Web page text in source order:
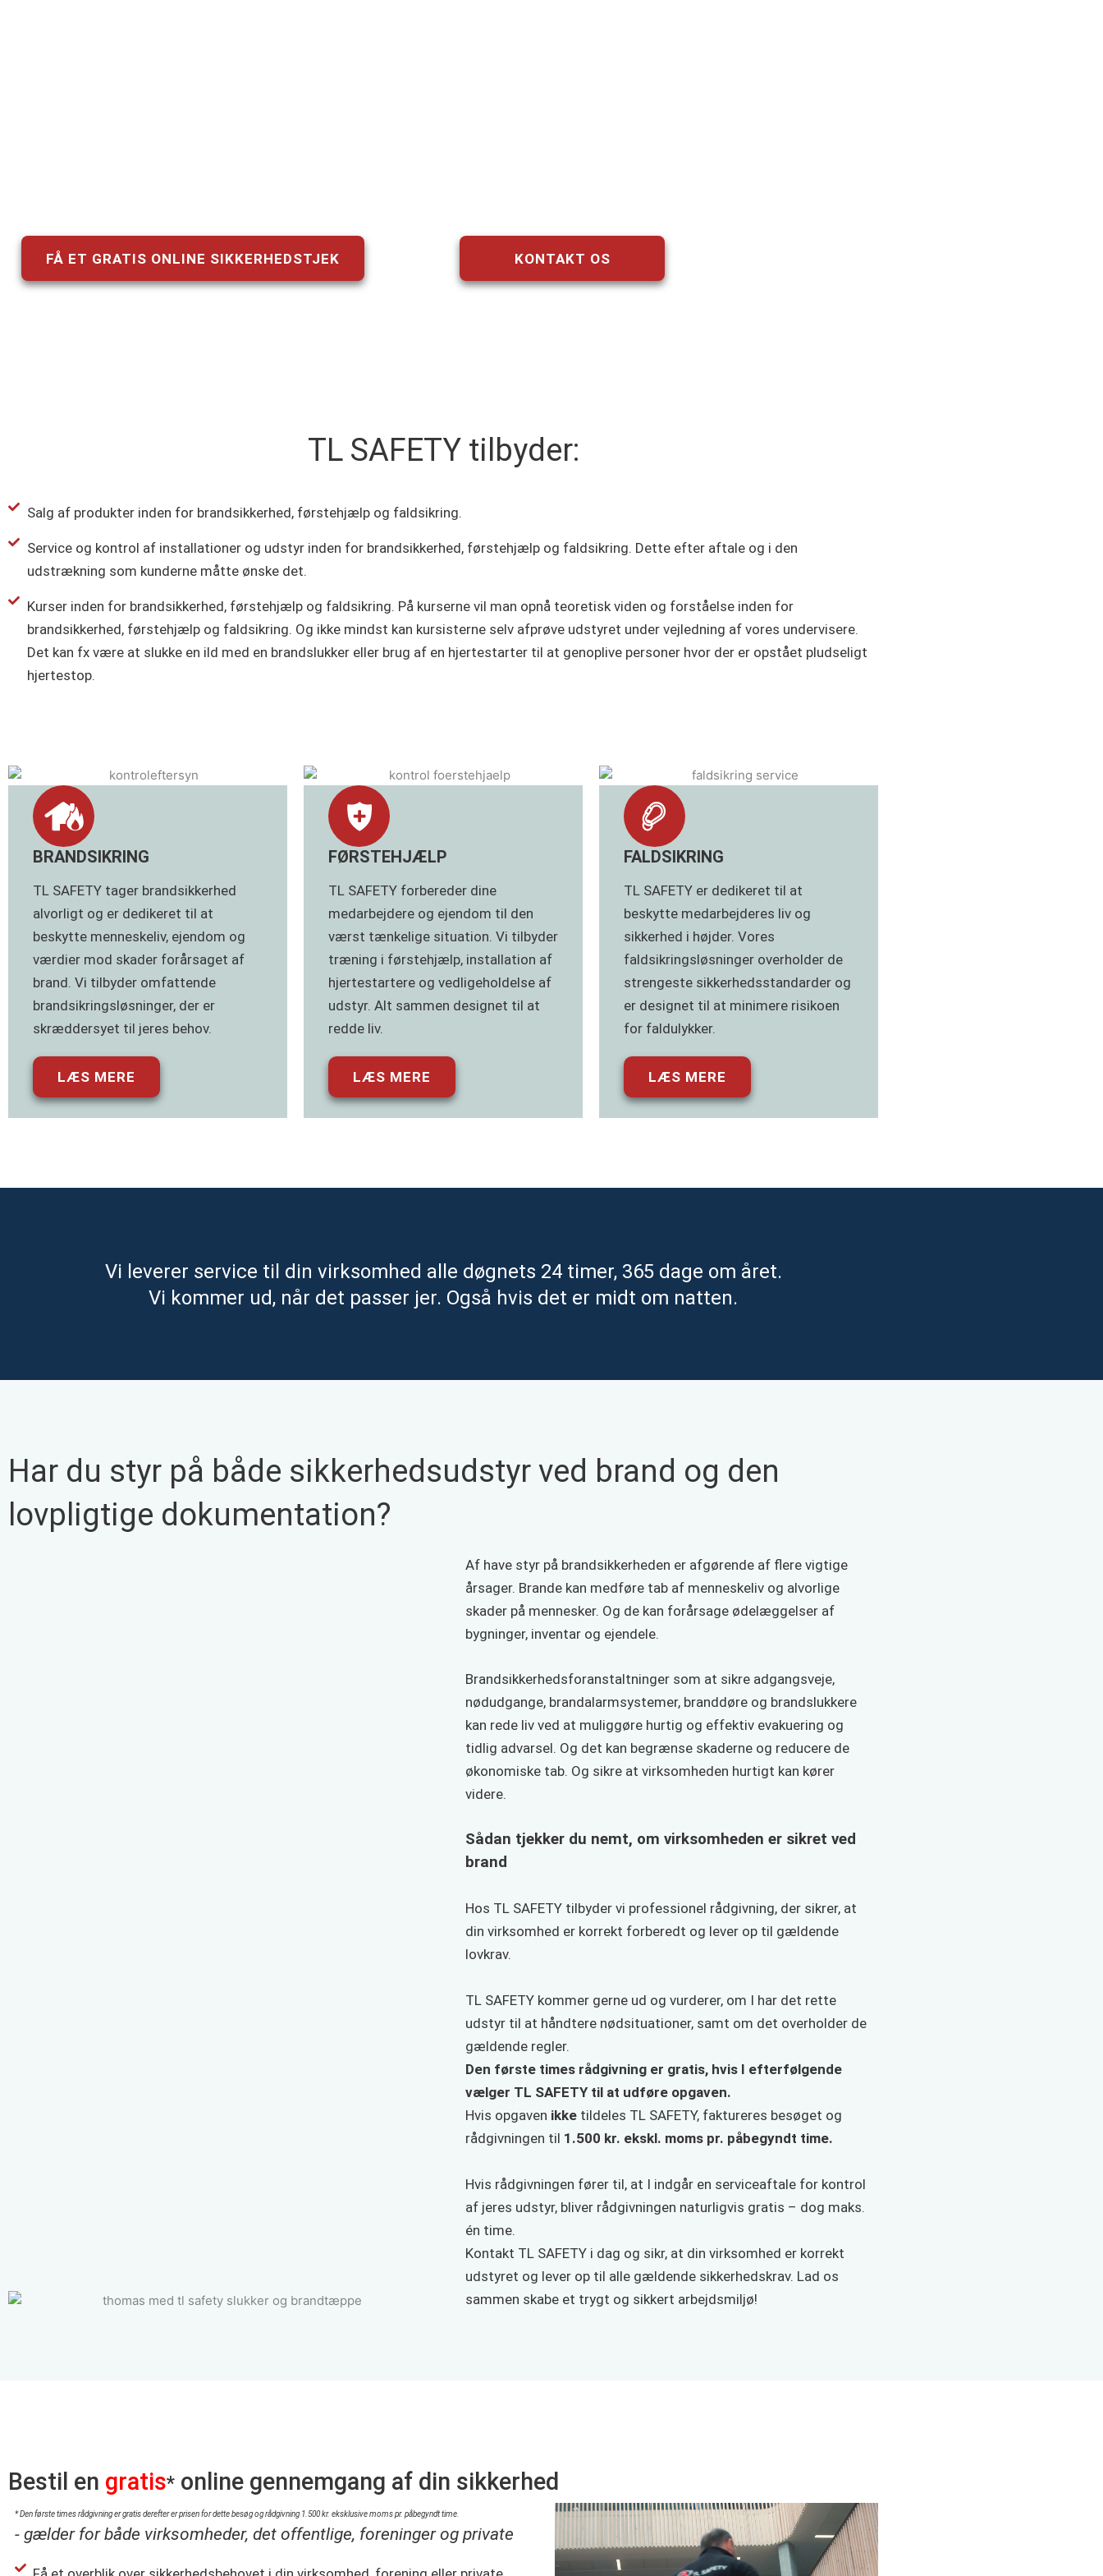
FÅ ET GRATIS ONLINE SIKKERHEDSTJEK KONTAKT OS
TL SAFETY tilbyder:
Salg af produkter inden for brandsikkerhed, førstehjælp og faldsikring.
Service og kontrol af installationer og udstyr inden for brandsikkerhed, førstehjælp og faldsikring. Dette efter aftale og i den
udstrækning som kunderne måtte ønske det.
Kurser inden for brandsikkerhed, førstehjælp og faldsikring. På kurserne vil man opnå teoretisk viden og forståelse inden for
brandsikkerhed, førstehjælp og faldsikring. Og ikke mindst kan kursisterne selv afprøve udstyret under vejledning af vores undervisere.
Det kan fx være at slukke en ild med en brandslukker eller brug af en hjertestarter til at genoplive personer hvor der er opstået pludseligt
hjertestop.
BRANDSIKRING
TL SAFETY tager brandsikkerhed
alvorligt og er dedikeret til at
beskytte menneskeliv, ejendom og
værdier mod skader forårsaget af
brand. Vi tilbyder omfattende
brandsikringsløsninger, der er
skræddersyet til jeres behov.
LÆS MERE
FØRSTEHJÆLP
TL SAFETY forbereder dine
medarbejdere og ejendom til den
værst tænkelige situation. Vi tilbyder
træning i førstehjælp, installation af
hjertestartere og vedligeholdelse af
udstyr. Alt sammen designet til at
redde liv.
LÆS MERE
FALDSIKRING
TL SAFETY er dedikeret til at
beskytte medarbejderes liv og
sikkerhed i højder. Vores
faldsikringsløsninger overholder de
strengeste sikkerhedsstandarder og
er designet til at minimere risikoen
for faldulykker.
LÆS MERE
Vi leverer service til din virksomhed alle døgnets 24 timer, 365 dage om året.
Vi kommer ud, når det passer jer. Også hvis det er midt om natten.
Har du styr på både sikkerhedsudstyr ved brand og den
lovpligtige dokumentation?
Af have styr på brandsikkerheden er afgørende af flere vigtige
årsager. Brande kan medføre tab af menneskeliv og alvorlige
skader på mennesker. Og de kan forårsage ødelæggelser af
bygninger, inventar og ejendele.
Brandsikkerhedsforanstaltninger som at sikre adgangsveje,
nødudgange, brandalarmsystemer, branddøre og brandslukkere
kan rede liv ved at muliggøre hurtig og effektiv evakuering og
tidlig advarsel. Og det kan begrænse skaderne og reducere de
økonomiske tab. Og sikre at virksomheden hurtigt kan kører
videre.
Sådan tjekker du nemt, om virksomheden er sikret ved
brand
Hos TL SAFETY tilbyder vi professionel rådgivning, der sikrer, at
din virksomhed er korrekt forberedt og lever op til gældende
lovkrav.
TL SAFETY kommer gerne ud og vurderer, om I har det rette
udstyr til at håndtere nødsituationer, samt om det overholder de
gældende regler.
Den første times rådgivning er gratis, hvis I efterfølgende
vælger TL SAFETY til at udføre opgaven.
Hvis opgaven ikke tildeles TL SAFETY, faktureres besøget og
rådgivningen til 1.500 kr. ekskl. moms pr. påbegyndt time.
Hvis rådgivningen fører til, at I indgår en serviceaftale for kontrol
af jeres udstyr, bliver rådgivningen naturligvis gratis – dog maks.
én time.
Kontakt TL SAFETY i dag og sikr, at din virksomhed er korrekt
udstyret og lever op til alle gældende sikkerhedskrav. Lad os
sammen skabe et trygt og sikkert arbejdsmiljø!
Bestil en gratis* online gennemgang af din sikkerhed
* Den første times rådgivning er gratis derefter er prisen for dette besøg og rådgivning 1.500 kr. eksklusive moms pr. påbegyndt time.
- gælder for både virksomheder, det offentlige, foreninger og private